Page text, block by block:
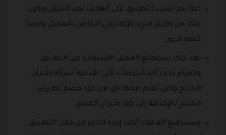
كما يتم تثبيت التطبيق على الهاتف بعد التنزيل ويكون
ذلك عن طريق البريد الإلكتروني الخاص بالعميل وايضا
كلمة مرور.
بعد ذلك يستطيع العميل الاستفادة من التطبيق
والقيام بحجز أحد الخدمات التي تقدمها شركة طيران
الخليج والتي تقدم معها كل من كود خصم لطيران
الخليج بالإضافة إلى كود طيران الخليج.
ويستطيع العملاء أيضا إدارة الحجز من خلال التطبيق